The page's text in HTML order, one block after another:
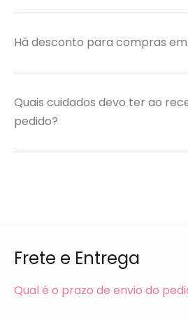
Há desconto para compras
Quais cuidados devo ter ao
pedido?
Frete e Entrega
Qual é o prazo de envio do